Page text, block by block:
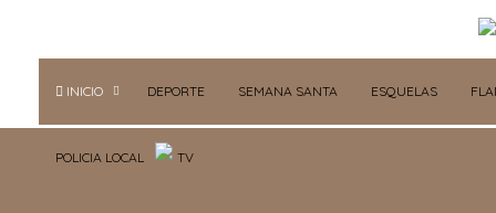
INICIO DEPORTE SEMANA SANTA ESQUELAS
POLICIA LOCAL TV